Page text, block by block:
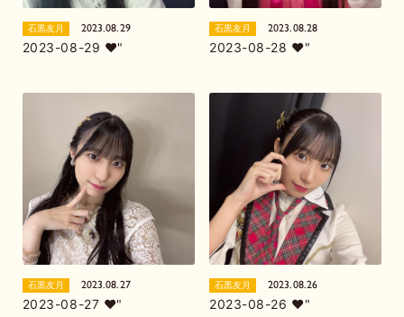
石黒友月 2023.08.29
2023-08-29 ❤︎"
石黒友月 2023.08.28
2023-08-28 ❤︎"
石黒友月 2023.08.27
2023-08-27 ❤︎"
石黒友月 2023.08.26
2023-08-26 ❤︎"